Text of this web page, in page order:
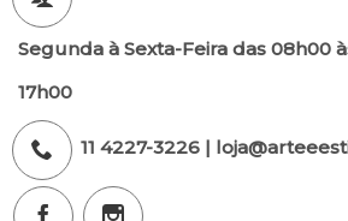
Segunda à Sexta-Feira das 08h00
17h00
11 4227-3226 |